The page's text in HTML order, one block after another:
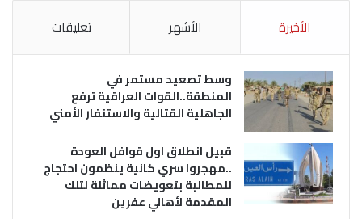
الأخيرة الأشهر تعليقات
وسط تصعيد مستمر في
المنطقة..القوات العراقية ترفع
الجاهلية القتالية والاستنفار الأمني
قبيل انطلاق اول قوافل العودة
..مهجروا سري كانية ينظمون احتجاج
للمطالبة بتعويضات مماثلة لتلك
المقدمة لأهالي عفرين